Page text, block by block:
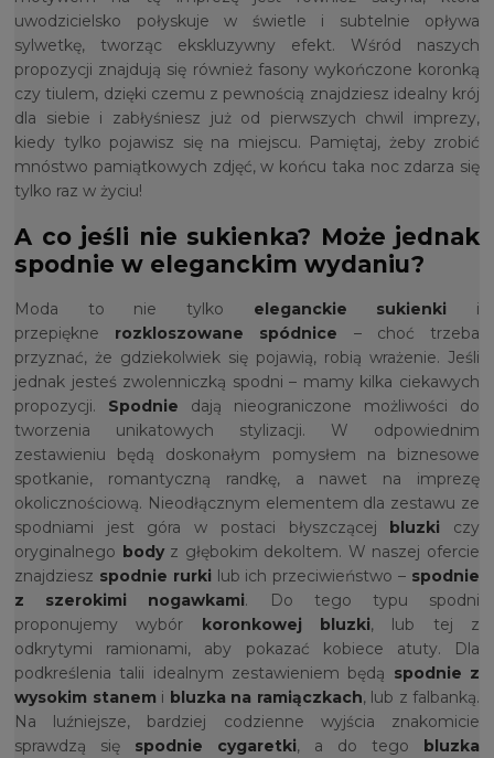
uwodzicielsko połyskuje w świetle i subtelnie opływa
sylwetkę, tworząc ekskluzywny efekt. Wśród naszych
propozycji znajdują się również fasony wykończone koronką
czy tiulem, dzięki czemu z pewnością znajdziesz idealny krój
dla siebie i zabłyśniesz już od pierwszych chwil imprezy,
kiedy tylko pojawisz się na miejscu. Pamiętaj, żeby zrobić
mnóstwo pamiątkowych zdjęć, w końcu taka noc zdarza się
tylko raz w życiu!
A co jeśli nie sukienka? Może jednak
spodnie w eleganckim wydaniu?
Moda to nie tylko eleganckie sukienki i
przepiękne rozkloszowane spódnice – choć trzeba
przyznać, że gdziekolwiek się pojawią, robią wrażenie. Jeśli
jednak jesteś zwolenniczką spodni – mamy kilka ciekawych
propozycji. Spodnie dają nieograniczone możliwości do
tworzenia unikatowych stylizacji. W odpowiednim
zestawieniu będą doskonałym pomysłem na biznesowe
spotkanie, romantyczną randkę, a nawet na imprezę
okolicznościową. Nieodłącznym elementem dla zestawu ze
spodniami jest góra w postaci błyszczącej bluzki czy
oryginalnego body z głębokim dekoltem. W naszej ofercie
znajdziesz spodnie rurki lub ich przeciwieństwo – spodnie
z szerokimi nogawkami. Do tego typu spodni
proponujemy wybór koronkowej bluzki, lub tej z
odkrytymi ramionami, aby pokazać kobiece atuty. Dla
podkreślenia talii idealnym zestawieniem będą spodnie z
wysokim stanem i bluzka na ramiączkach, lub z falbanką.
Na luźniejsze, bardziej codzienne wyjścia znakomicie
sprawdzą się spodnie cygaretki, a do tego bluzka